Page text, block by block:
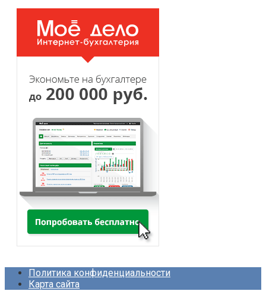
Политика конфиденциальности
Карта сайта